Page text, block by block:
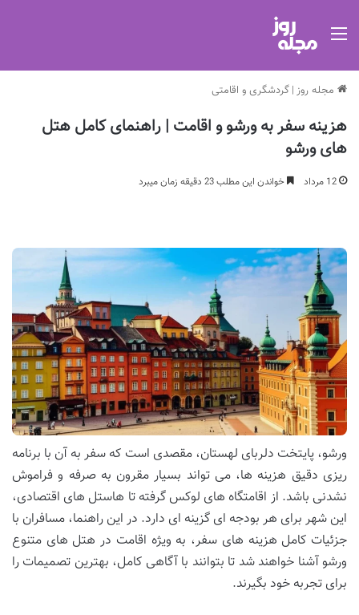
مجله روز | گردشگری و اقامتی
هزینه سفر به ورشو و اقامت | راهنمای کامل هتل
های ورشو
12 مرداد خواندن این مطلب 23 دقیقه زمان میبرد
ورشو، پایتخت دلربای لهستان، مقصدی است که سفر به آن با برنامه
ریزی دقیق هزینه ها، می تواند بسیار مقرون به صرفه و فراموش
نشدنی باشد. از اقامتگاه های لوکس گرفته تا هاستل های اقتصادی،
این شهر برای هر بودجه ای گزینه ای دارد. در این راهنما، مسافران با
جزئیات کامل هزینه های سفر، به ویژه اقامت در هتل های متنوع
ورشو آشنا خواهند شد تا بتوانند با آگاهی کامل، بهترین تصمیمات را
برای تجربه خود بگیرند.